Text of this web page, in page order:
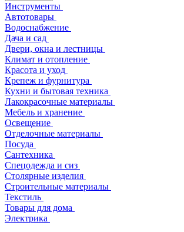
Инструменты
Автотовары
Водоснабжение
Дача и сад
Двери, окна и лестницы
Климат и отопление
Красота и уход
Крепеж и фурнитура
Кухни и бытовая техника
Лакокрасочные материалы
Мебель и хранение
Освещение
Отделочные материалы
Посуда
Сантехника
Спецодежда и сиз
Столярные изделия
Строительные материалы
Текстиль
Товары для дома
Электрика